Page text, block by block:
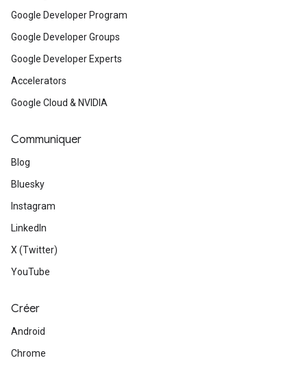
Google Developer Program
Google Developer Groups
Google Developer Experts
Accelerators
Google Cloud & NVIDIA
Communiquer
Blog
Bluesky
Instagram
LinkedIn
X (Twitter)
YouTube
Créer
Android
Chrome